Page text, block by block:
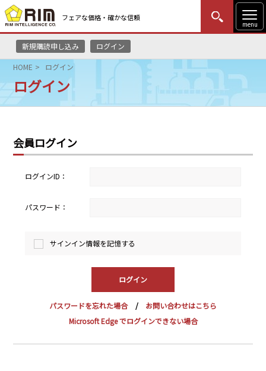
フェアな価格・確かな信頼
menu
新規購読申し込み ログイン
MENU
はじめての方
HOME
リムレポート
メソドロジー
研修・セミナー
English Website
瑞姆亜太能源諮問(北京)
HOME ログイン
ログイン
会員ログイン
ログインID：
パスワード：
サインイン情報を記憶する
パスワードを忘れた場合
お問い合わせはこちら
Microsoft Edge でログインできない場合